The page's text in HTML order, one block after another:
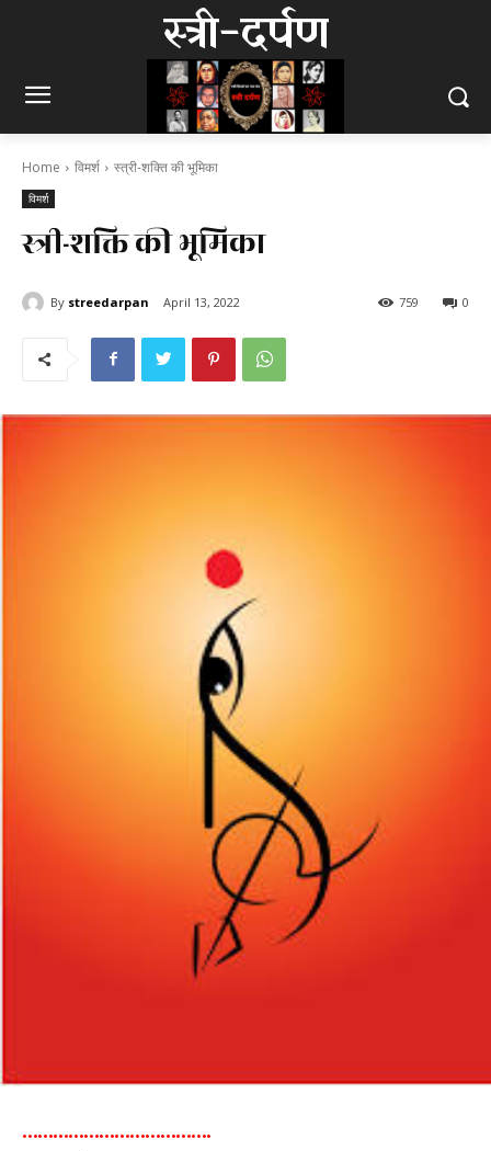
स्त्री-दर्पण
Home विमर्श स्त्री-शक्ति की भूमिका
विमर्श
स्त्री-शक्ति की भूमिका
By streedarpan April 13, 2022 0
759
……………………………….